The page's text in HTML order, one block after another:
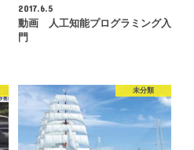
2017.6.5
動画 人工知能プログラミング入
門
未分類